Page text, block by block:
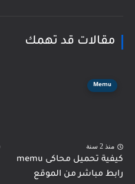
مقالات قد تهمك
Memu
منذ 2 سنة
كيفية تحميل محاكى memu
رابط مباشر من الموقع